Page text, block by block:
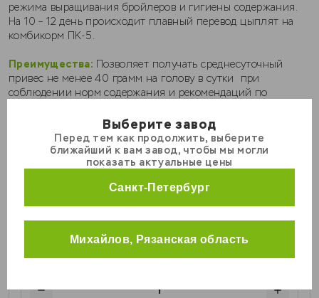
КРС
МРС
Свиньи
Кролики
Курицы
Универсальные корма
Выберите завод
Перед тем как продолжить, выберите
ближайший к вам завод, чтобы мы могли
показать актуальные цены
Санкт-Петербург
Михайлов, Рязанская область
режима выращивания бройлеров и гигиены содержания.
На 10 – 12 день происходит плавный перевод цыплят на
комбикорм ПК-5.
Преимущества: Позволяет получать среднесуточный
привес не менее 40 грамм на голову в сутки при
соблюдении норм содержания и рекомендаций по
₽
25 кг
1